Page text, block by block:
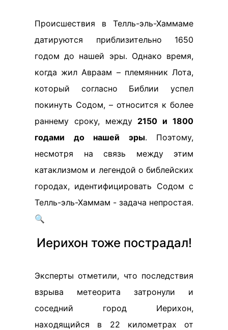
Происшествия в Телль-эль-Хаммаме
датируются приблизительно 1650
годом до нашей эры. Однако время,
когда жил Авраам – племянник Лота,
который согласно Библии успел
покинуть Содом, – относится к более
раннему сроку, между 2150 и 1800
годами до нашей эры. Поэтому,
несмотря на связь между этим
катаклизмом и легендой о библейских
городах, идентифицировать Содом с
Телль-эль-Хаммам - задача непростая.
🔍
Иерихон тоже пострадал!
Эксперты отметили, что последствия
взрыва метеорита затронули и
соседний город Иерихон,
находящийся в 22 километрах от